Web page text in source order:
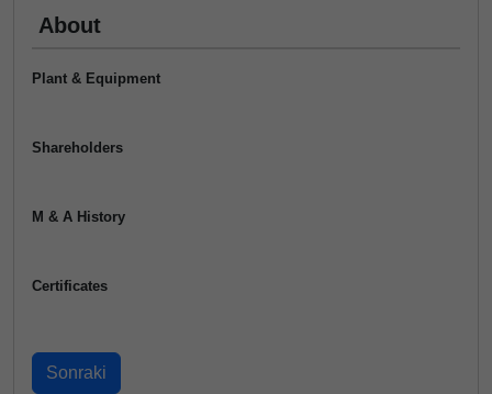
About
Plant & Equipment
Shareholders
M & A History
Certificates